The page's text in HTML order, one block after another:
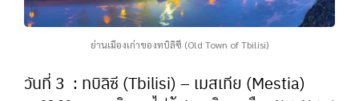
ย่านเมืองเก่าของทบิลิซี (Old Town of Tbilisi)
วันที่ 3 : ทบิลิซี (Tbilisi) – เมสเทีย (Mestia)